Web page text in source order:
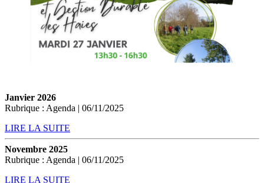
Janvier 2026
Rubrique : Agenda | 06/11/2025
LIRE LA SUITE
Novembre 2025
Rubrique : Agenda | 06/11/2025
LIRE LA SUITE